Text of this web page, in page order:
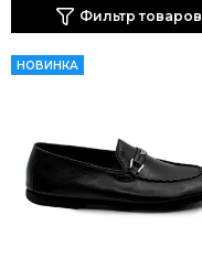
Фильтр товаров
НОВИНКА